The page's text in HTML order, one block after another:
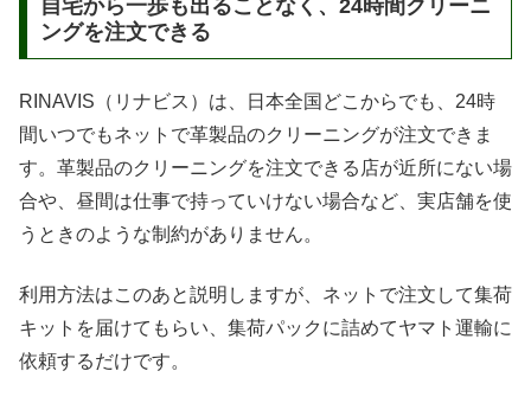
自宅から一歩も出ることなく、24時間クリーニ
ングを注文できる
RINAVIS（リナビス）は、日本全国どこからでも、24時
間いつでもネットで革製品のクリーニングが注文できま
す。革製品のクリーニングを注文できる店が近所にない場
合や、昼間は仕事で持っていけない場合など、実店舗を使
うときのような制約がありません。
利用方法はこのあと説明しますが、ネットで注文して集荷
キットを届けてもらい、集荷パックに詰めてヤマト運輸に
依頼するだけです。